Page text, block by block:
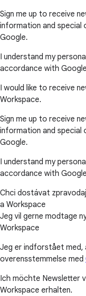
Sign me up to receive
information and special
Google.
I understand my
accordance with
I would like to receive
Workspace.
Sign me up to receive
information and special
Google.
I understand my
accordance with
Chci dostávat
a Workspace
Jeg vil gerne modtage
Workspace
Jeg er indforstået med,
overensstemmelse med
Ich möchte Newsletter
Workspace erhalten.